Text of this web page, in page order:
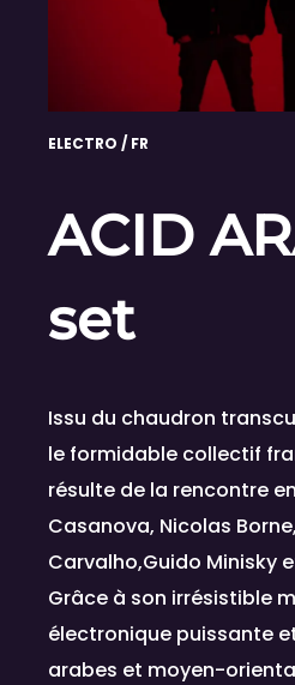
ELECTRO / FR
ACID
set
Issu du chaudron
le formidable collectif
résulte de la rencontre
Casanova, Nicolas
Carvalho,Guido Minisky
Grâce à son irrésistible
électronique puissante
arabes et moyen-